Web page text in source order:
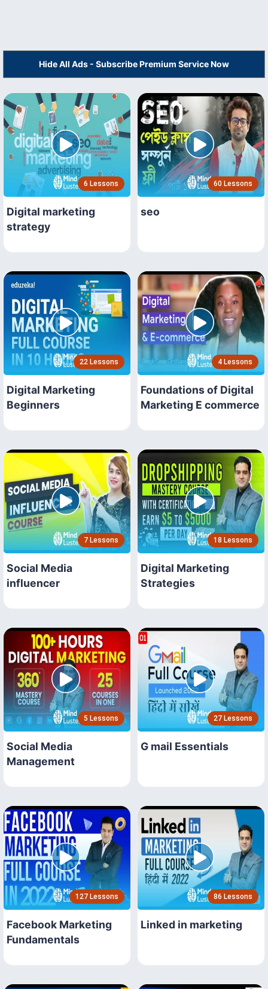
Hide All Ads - Subscribe Premium Service Now
6 Lessons
Digital marketing
strategy
60 Lessons
seo
22 Lessons
Digital Marketing
Beginners
4 Lessons
Foundations of Digital
Marketing E commerce
7 Lessons
Social Media
influencer
18 Lessons
Digital Marketing
Strategies
5 Lessons
Social Media
Management
27 Lessons
G mail Essentials
127 Lessons
Facebook Marketing
Fundamentals
86 Lessons
Linked in marketing